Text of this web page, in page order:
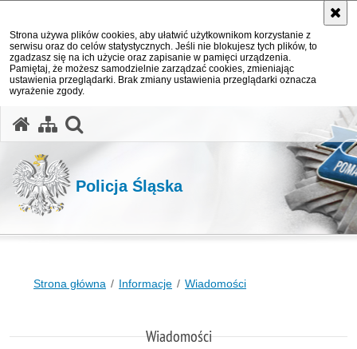
Strona używa plików cookies, aby ułatwić użytkownikom korzystanie z
serwisu oraz do celów statystycznych. Jeśli nie blokujesz tych plików, to
zgadzasz się na ich użycie oraz zapisanie w pamięci urządzenia.
Pamiętaj, że możesz samodzielnie zarządzać cookies, zmieniając
ustawienia przeglądarki. Brak zmiany ustawienia przeglądarki oznacza
wyrażenie zgody.
Policja Śląska
Strona główna Informacje Wiadomości
Wiadomości